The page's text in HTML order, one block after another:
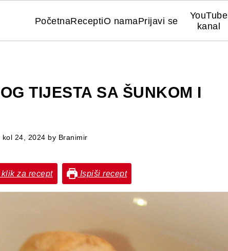
PočetnaReceptiO namaPrijavi se
YouTube
kanal
TIJESTA SA ŠUNKOM I
kol 24, 2024 by Branimir
za recept Ispiši recept